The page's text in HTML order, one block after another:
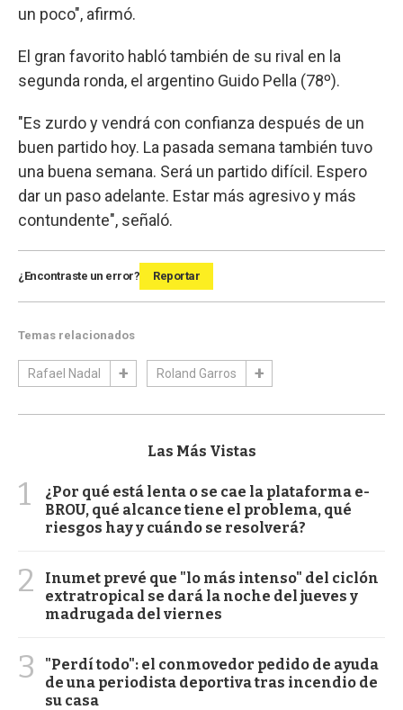
un poco", afirmó.
El gran favorito habló también de su rival en la
segunda ronda, el argentino Guido Pella (78º).
"Es zurdo y vendrá con confianza después de un
buen partido hoy. La pasada semana también tuvo
una buena semana. Será un partido difícil. Espero
dar un paso adelante. Estar más agresivo y más
contundente", señaló.
¿Encontraste un error? Reportar
Temas relacionados
Rafael Nadal Roland Garros
Las Más Vistas
1
¿Por qué está lenta o se cae la plataforma e-
BROU, qué alcance tiene el problema, qué
riesgos hay y cuándo se resolverá?
2
Inumet prevé que "lo más intenso" del ciclón
extratropical se dará la noche del jueves y
madrugada del viernes
3
"Perdí todo": el conmovedor pedido de ayuda
de una periodista deportiva tras incendio de
su casa